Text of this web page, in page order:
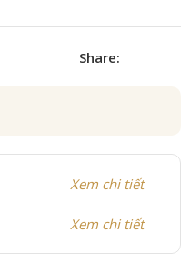
Share:
Xem chi tiết
Xem chi tiết